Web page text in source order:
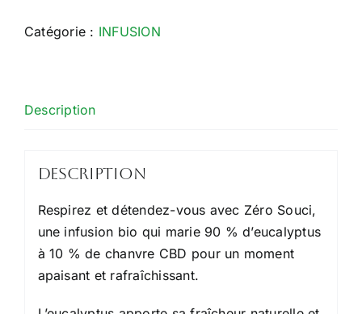
Souci
Catégorie : INFUSION
Description
Description
Respirez et détendez-vous avec Zéro Souci,
une infusion bio qui marie 90 % d’eucalyptus
à 10 % de chanvre CBD pour un moment
apaisant et rafraîchissant.